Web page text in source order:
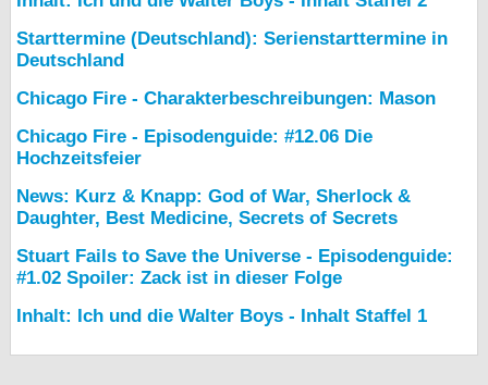
Starttermine (Deutschland): Serienstarttermine in
Deutschland
Chicago Fire - Charakterbeschreibungen: Mason
Chicago Fire - Episodenguide: #12.06 Die
Hochzeitsfeier
News: Kurz & Knapp: God of War, Sherlock &
Daughter, Best Medicine, Secrets of Secrets
Stuart Fails to Save the Universe - Episodenguide:
#1.02 Spoiler: Zack ist in dieser Folge
Inhalt: Ich und die Walter Boys - Inhalt Staffel 1